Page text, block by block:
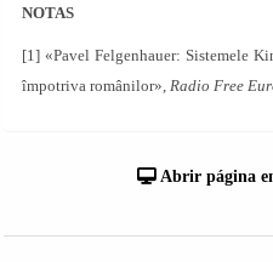
NOTAS
[1] «Pavel Felgenhauer: Sistemele
împotriva românilor», Radio Free
Abrir página